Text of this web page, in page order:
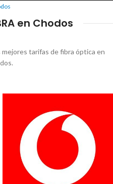
en Chodos
tarifas de fibra óptica en